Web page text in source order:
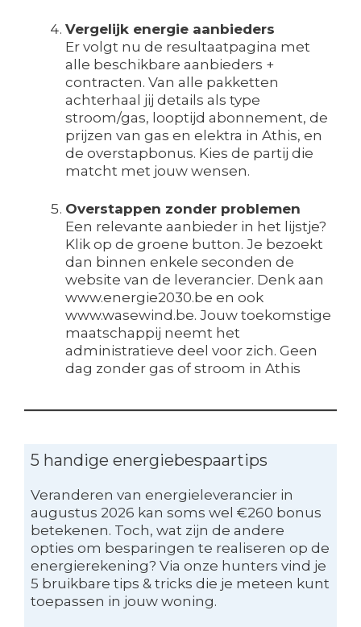
Vergelijk energie aanbieders
Er volgt nu de resultaatpagina met
alle beschikbare aanbieders +
contracten. Van alle pakketten
achterhaal jij details als type
stroom/gas, looptijd abonnement, de
prijzen van gas en elektra in Athis, en
de overstapbonus. Kies de partij die
matcht met jouw wensen.
Overstappen zonder problemen
Een relevante aanbieder in het lijstje?
Klik op de groene button. Je bezoekt
dan binnen enkele seconden de
website van de leverancier. Denk aan
www.energie2030.be en ook
www.wasewind.be. Jouw toekomstige
maatschappij neemt het
administratieve deel voor zich. Geen
dag zonder gas of stroom in Athis
5 handige energiebespaartips
Veranderen van energieleverancier in
augustus 2026 kan soms wel €260 bonus
betekenen. Toch, wat zijn de andere
opties om besparingen te realiseren op de
energierekening? Via onze hunters vind je
5 bruikbare tips & tricks die je meteen kunt
toepassen in jouw woning.